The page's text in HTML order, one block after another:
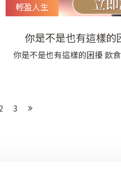
輕盈人生
你是不是也有這樣的
你是不是也有這樣的困擾 飲
前，令人挫折感倍增？ NEO熱
3